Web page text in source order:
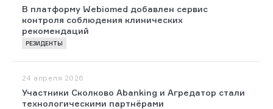
В платформу Webiomed добавлен сервис
контроля соблюдения клинических
рекомендаций
РЕЗИДЕНТЫ
24 апреля 2026
Участники Сколково Abanking и Агредатор стали
технологическими партнёрами